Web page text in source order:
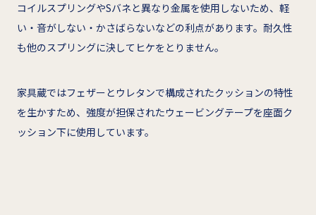
コイルスプリングやSバネと異なり金属を使用しないため、軽
い・音がしない・かさばらないなどの利点があります。耐久性
も他のスプリングに決してヒケをとりません。
家具蔵ではフェザーとウレタンで構成されたクッションの特性
を生かすため、強度が担保されたウェービングテープを座面ク
ッション下に使用しています。